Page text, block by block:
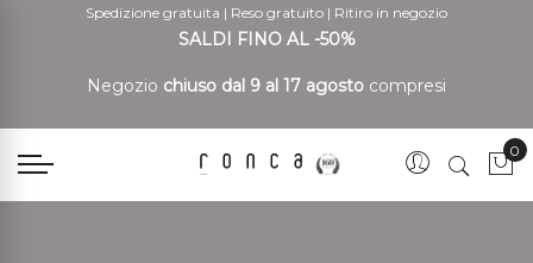
Spedizione gratuita | Reso gratuito | Ritiro in negozio
SALDI FINO AL -50%
Negozio chiuso dal 9 al 17 agosto compresi
0